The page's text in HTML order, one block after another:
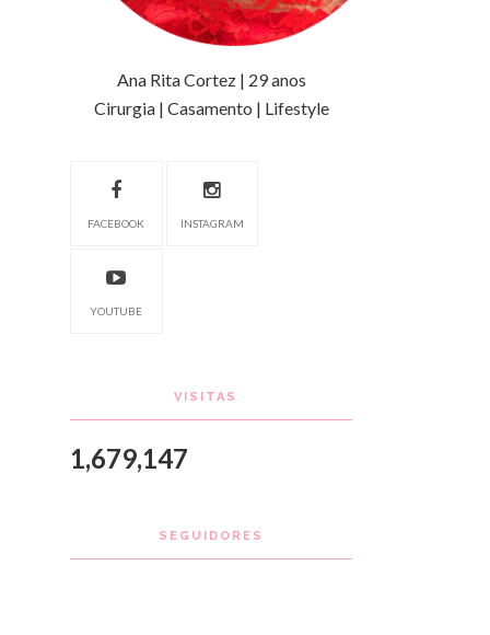
Ana Rita Cortez | 29 anos
Cirurgia | Casamento | Lifestyle
FACEBOOK INSTAGRAM
YOUTUBE
VISITAS
1,679,147
SEGUIDORES